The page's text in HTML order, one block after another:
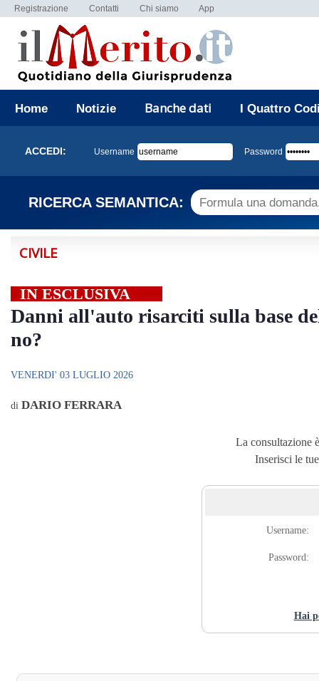
Registrazione Contatti Chi siamo App
Home Notizie Banche dati I Quattro
ACCEDI: Username Password
RICERCA SEMANTICA:
CIVILE
IN ESCLUSIVA
Danni all'auto risarciti sulla base
no?
VENERDI' 03 LUGLIO 2026
di DARIO FERRARA
La consultazione
Inserisci le
Username:
Password:
Hai